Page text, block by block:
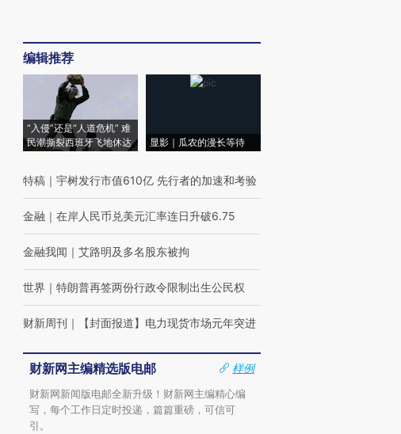
编辑推荐
“入侵”还是“人道危机” 难
民潮撕裂西班牙飞地休达
显影｜瓜农的漫长等待
特稿 ｜ 宇树发行市值610亿 先行者的加速和考验
金融 ｜ 在岸人民币兑美元汇率连日升破6.75
金融我闻 ｜ 艾路明及多名股东被拘
世界 ｜ 特朗普再签两份行政令限制出生公民权
财新周刊 ｜ 【封面报道】电力现货市场元年突进
财新网主编精选版电邮
样例
财新网新闻版电邮全新升级！财新网主编精心编
写，每个工作日定时投递，篇篇重磅，可信可
引。